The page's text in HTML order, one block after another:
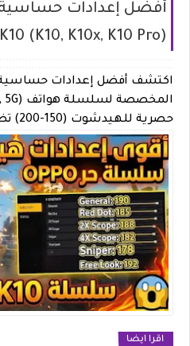
K10 (K10, K10x, K10 Pro)
حصرية للهيدشوت (150-200) تضمن لك الاحتراف والسرعة.
اقرا ايضا